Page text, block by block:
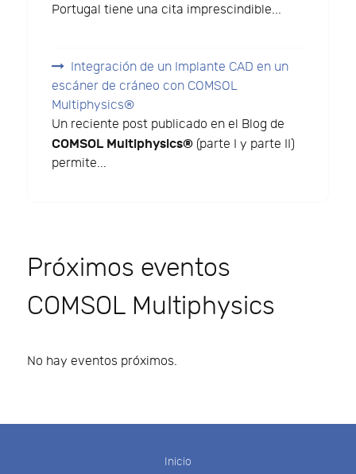
Portugal tiene una cita imprescindible...
Integración de un Implante CAD en un
escáner de cráneo con COMSOL
Multiphysics®
Un reciente post publicado en el Blog de
COMSOL Multiphysics® (parte I y parte II)
permite...
Próximos eventos
COMSOL Multiphysics
No hay eventos próximos.
Inicio